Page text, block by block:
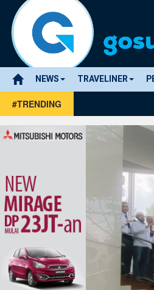
NEWS TRAVELINER
#TRENDING